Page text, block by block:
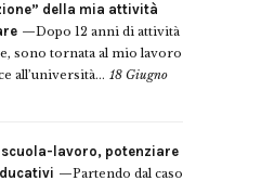
della mia attività
Dopo 12 anni di attività
sono tornata al mio lavoro
all’università... 18 Giugno
lavoro, potenziare
Partendo dal caso